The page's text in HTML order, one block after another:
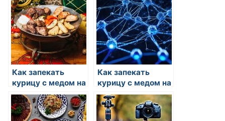
Как запекать
курицу с медом на
зиму
Как запекать
курицу с медом на
зиму